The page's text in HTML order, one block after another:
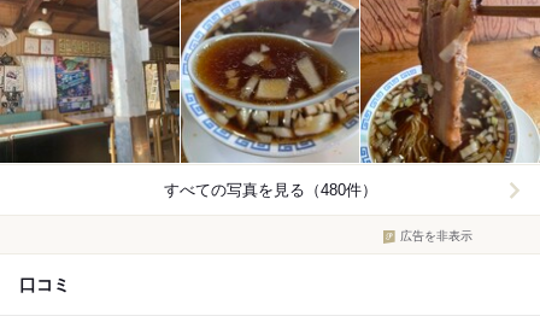
すべての写真を見る（480件）
広告を非表示
口コミ